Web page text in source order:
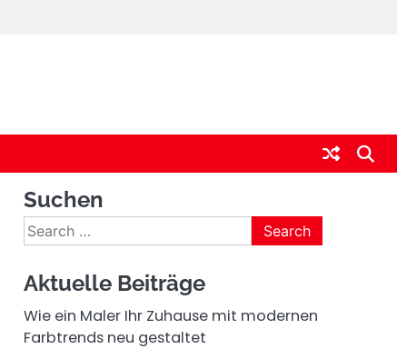
Suchen
Search
for:
Aktuelle Beiträge
Wie ein Maler Ihr Zuhause mit modernen
Farbtrends neu gestaltet